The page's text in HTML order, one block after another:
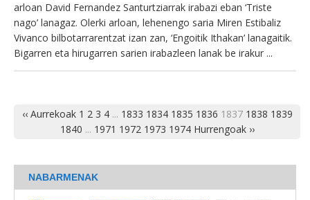
arloan David Fernandez Santurtziarrak irabazi eban ‘Triste
nago’ lanagaz. Olerki arloan, lehenengo saria Miren Estibaliz
Vivanco bilbotarrarentzat izan zan, ‘Engoitik Ithakan’ lanagaitik.
Bigarren eta hirugarren sarien irabazleen lanak be irakur ...
‹‹ Aurrekoak 1 2 3 4... 1833 1834 1835 1836 1837 1838 1839
1840 ... 1971 1972 1973 1974 Hurrengoak ››
NABARMENAK